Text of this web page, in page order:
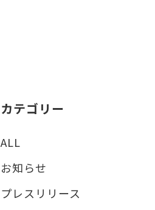
カテゴリー
ALL
お知らせ
プレスリリース